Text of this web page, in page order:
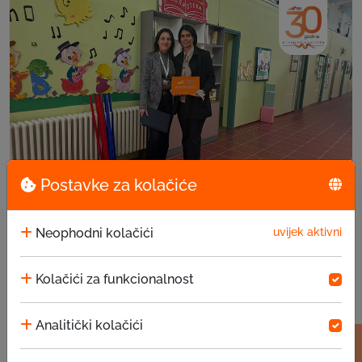
Postavke za kolačiće
Neophodni kolačići uvijek aktivni
Kolačići za funkcionalnost
Analitički kolačići
EKI donacija u JU za predškolsko vaspitanje i ...
15.07.2026